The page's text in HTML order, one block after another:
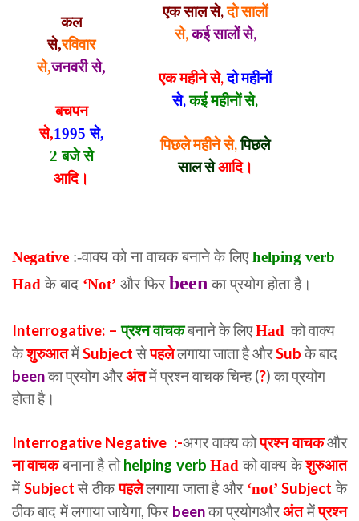
कल
से,रविवार
से,जनवरी से,
बचपन
से,1995 से,
2 बजे से
आदि।
एक साल से,दो सालों
से,कई सालों से,
एक महीने से,दो महीनों
से,कई महीनों से,
पिछले महीने से,पिछले
साल से आदि।
Negative :-वाक्य को ना वाचक बनाने के लिएhelping verb
Had के बाद ‘Not’ और फिरbeen का प्रयोग होता है।
Interrogative: – प्रश्न वाचकबनाने के लिएHad को वाक्य
केशुरुआतमेंSubject सेपहलेलगाया जाता है औरSub के बाद
beenका प्रयोग औरअंतमें प्रश्न वाचक चिन्ह (?) का प्रयोग
होता है।
Interrogative Negative :-अगर वाक्य कोप्रश्न वाचकऔर
ना वाचकबनाना है तोhelping verb Had को वाक्य केशुरुआत
में Subject से ठीकपहलेलगाया जाता है और ‘not’ Subject के
ठीक बाद में लगाया जायेगा, फिर beenका प्रयोगऔरअंतमेंप्रश्न